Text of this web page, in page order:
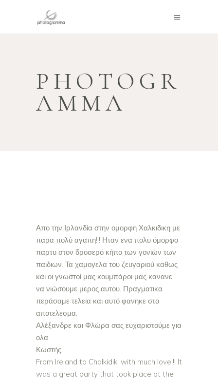
PHOTOGR
AMMA
Απο την Ιρλανδία στην ομορφη Χαλκιδικη με
παρα πολύ αγαπη!!! Ηταν ενα πολυ όμορφο
παρτυ στον δροσερό κήπο των γονιών των
παιδιων. Τα χαμογελα του ζευγαριού καθως
και οι γνωστοί μας κουμπάροι μας κανανε
να νιώσουμε μερος αυτου. Πραγματικα
περάσαμε τελεια και αυτό φανηκε στο
αποτελεσμα.
Αλέξανδρε και Φλώρα σας ευχαριστούμε για
ολα.
Κωστής.
From Ireland to Chalkidiki with much love!!! It
was a great party that took place at the